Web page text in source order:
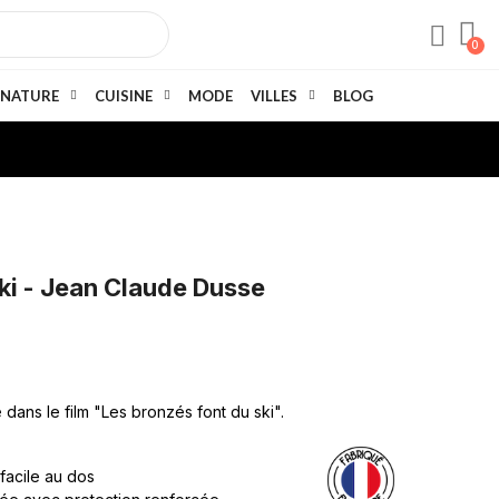
NATURE CUISINE MODE VILLES BLOG
- Jean Claude Dusse
le film "Les bronzés font du ski".
au dos